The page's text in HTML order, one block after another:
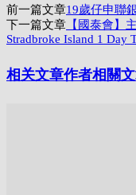
享
前一篇文章19歲仔申聯
下一篇文章 【國泰會】
Stradbroke Island 1 Day
相关文章作者相關